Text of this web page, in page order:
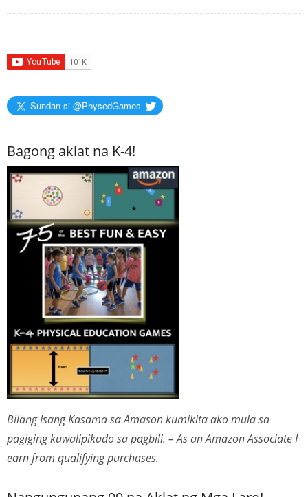
Sundan si @PhysedGames
Bagong aklat na K-4!
Bilang Isang Kasama sa Amason kumikita ako mula sa
pagiging kuwalipikado sa pagbili. – As an Amazon Associate I
earn from qualifying purchases.